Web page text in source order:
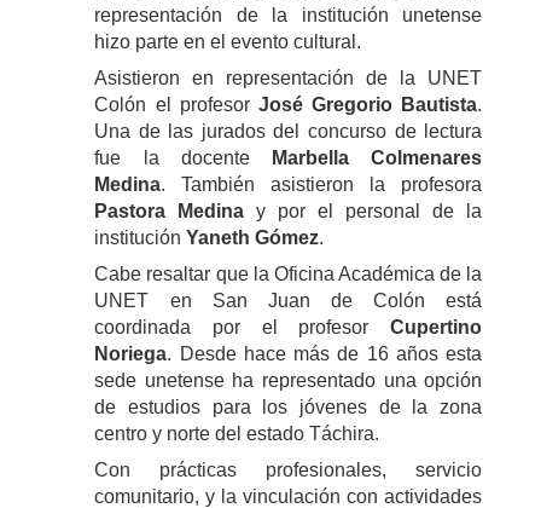
representación de la institución unetense
hizo parte en el evento cultural.
Asistieron en representación de la UNET
Colón el profesor José Gregorio Bautista.
Una de las jurados del concurso de lectura
fue la docente
Marbella Colmenares
Medina. También asistieron la profesora
Pastora Medina y por el personal de la
instituciónYaneth Gómez.
Cabe resaltar que la Oficina Académica de la
UNET en San Juan de Colón está
coordinada por el profesorCupertino
Noriega. Desde hace más de 16 años esta
sede unetense ha representado una opción
de estudios para los jóvenes de la zona
centro y norte del estado Táchira.
Con prácticas profesionales, servicio
comunitario, y la vinculación con actividades